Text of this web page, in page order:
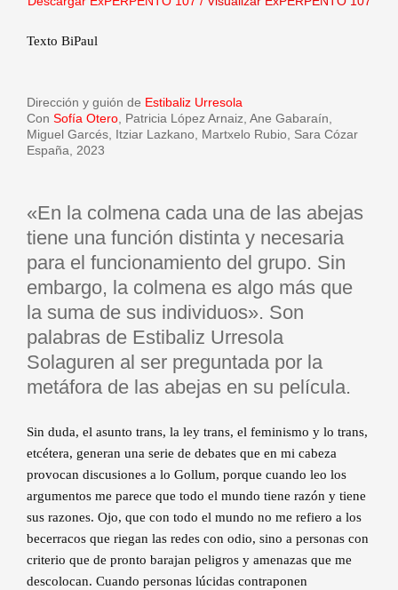
Texto BiPaul
Dirección y guión de Estibaliz Urresola
Con Sofía Otero, Patricia López Arnaiz, Ane Gabaraín,
Miguel Garcés, Itziar Lazkano, Martxelo Rubio, Sara Cózar
España, 2023
«En la colmena cada una de las abejas
tiene una función distinta y necesaria
para el funcionamiento del grupo. Sin
embargo, la colmena es algo más que
la suma de sus individuos». Son
palabras de Estibaliz Urresola
Solaguren al ser preguntada por la
metáfora de las abejas en su película.
Sin duda, el asunto trans, la ley trans, el feminismo y lo trans,
etcétera, generan una serie de debates que en mi cabeza
provocan discusiones a lo Gollum, porque cuando leo los
argumentos me parece que todo el mundo tiene razón y tiene
sus razones. Ojo, que con todo el mundo no me refiero a los
becerracos que riegan las redes con odio, sino a personas con
criterio que de pronto barajan peligros y amenazas que me
descolocan. Cuando personas lúcidas contraponen